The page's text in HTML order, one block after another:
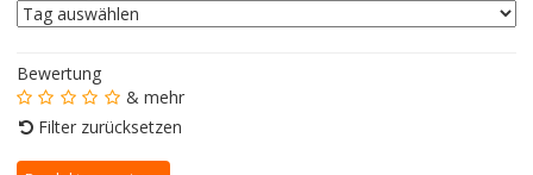
Bewertung
& mehr
Filter zurücksetzen